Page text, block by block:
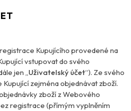
Kupujícího provedené na
vstupovat do svého
jen „Uživatelský účet“). Ze svého
Kupující zejména objednávat zboží.
zboží z Webového
registrace (přímým vyplněním